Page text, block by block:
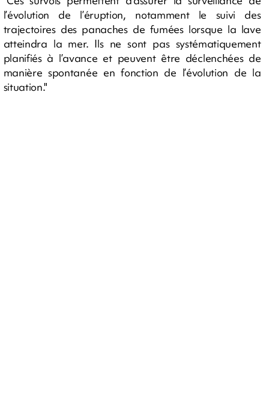
l’évolution de l’éruption, notamment le suivi des
trajectoires des panaches de fumées lorsque la lave
atteindra la mer. Ils ne sont pas systématiquement
planifiés à l’avance et peuvent être déclenchées de
manière spontanée en fonction de l’évolution de la
situation."